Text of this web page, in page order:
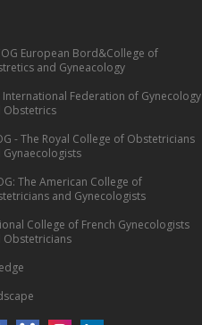
European Bord&College of
and Gyneacology
International Federation of Gynecology
Obstetrics
- The Royal College of Obstetricians
Gynaecologists
The American College of
and Gynecologists
College of French Gynecologists
Obstetricians